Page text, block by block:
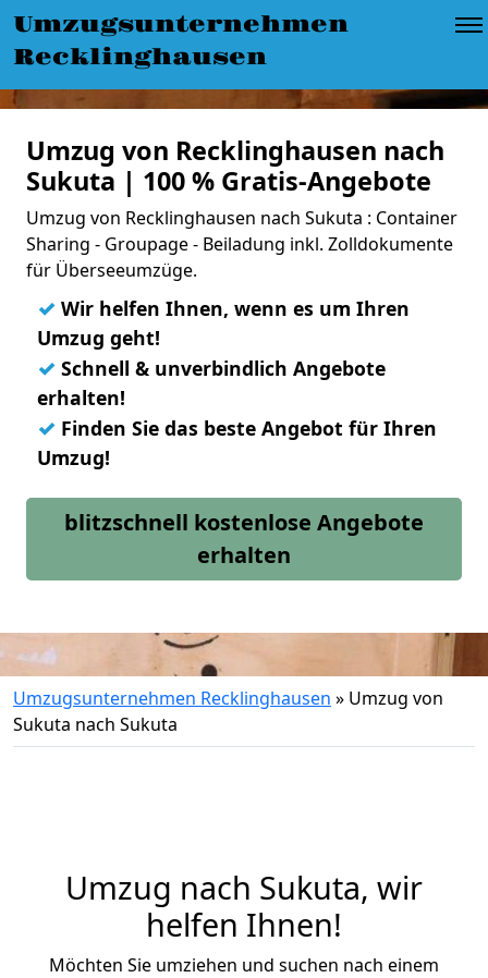
Umzugsunternehmen
Recklinghausen
Umzug von Recklinghausen nach
Sukuta | 100 % Gratis-Angebote
Umzug von Recklinghausen nach Sukuta : Container
Sharing - Groupage - Beiladung inkl. Zolldokumente
für Überseeumzüge.
✓ Wir helfen Ihnen, wenn es um Ihren
Umzug geht!
✓ Schnell & unverbindlich Angebote
erhalten!
✓ Finden Sie das beste Angebot für Ihren
Umzug!
blitzschnell kostenlose Angebote
erhalten
Umzugsunternehmen Recklinghausen » Umzug von
Sukuta nach Sukuta
Umzug nach Sukuta, wir
helfen Ihnen!
Möchten Sie umziehen und suchen nach einem